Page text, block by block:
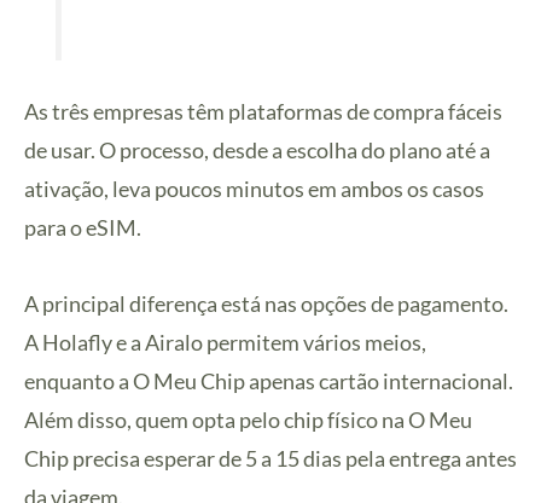
As três empresas têm plataformas de compra fáceis
de usar. O processo, desde a escolha do plano até a
ativação, leva poucos minutos em ambos os casos
para o eSIM.
A principal diferença está nas opções de pagamento.
A Holafly e a Airalo permitem vários meios,
enquanto a O Meu Chip apenas cartão internacional.
Além disso, quem opta pelo chip físico na O Meu
Chip precisa esperar de 5 a 15 dias pela entrega antes
da viagem.